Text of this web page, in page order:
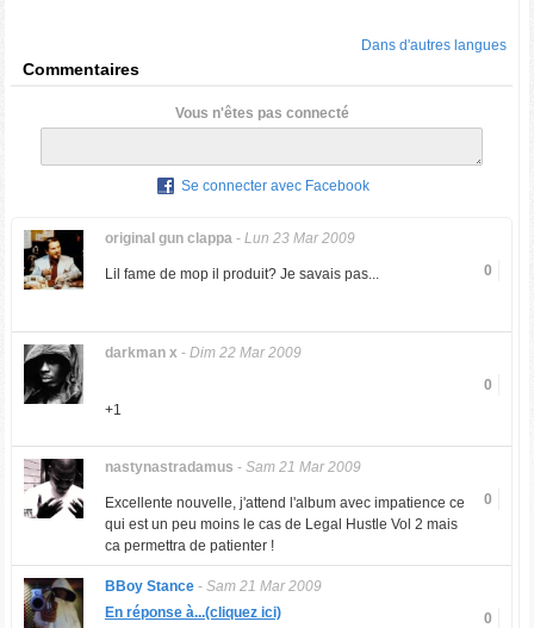
Dans d'autres langues
Commentaires
Vous n'êtes pas connecté
Se connecter avec Facebook
original gun clappa- Lun 23 Mar 2009
0
Lil fame de mop il produit? Je savais pas...
darkman x - Dim 22 Mar 2009
0
+1
nastynastradamus - Sam 21 Mar 2009
0
Excellente nouvelle, j'attend l'album avec impatience ce
qui est un peu moins le cas de Legal Hustle Vol 2 mais
ca permettra de patienter !
BBoy Stance- Sam 21 Mar 2009
0
En réponse à...(cliquez ici)